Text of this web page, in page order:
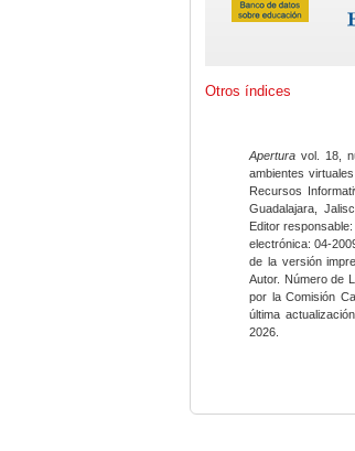
Otros índices
Apertura vol. 18,
ambientes
Recursos
Guadalajara,
Editor
electrónica: 04-
de la versión
Autor. Número de
por la Comisión
última
2026.